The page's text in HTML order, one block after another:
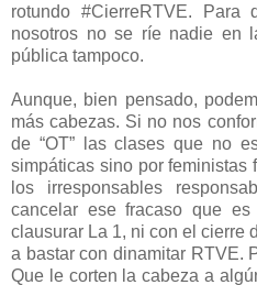
rotundo #CierreRTVE.
nosotros no se ríe nadie en
pública tampoco.
Aunque, bien pensado,
más cabezas. Si no nos
de “OT” las clases que no
simpáticas sino por feministas
los irresponsables
cancelar ese fracaso que es
clausurar La 1, ni con el cierre
a bastar con dinamitar RTVE.
Que le corten la cabeza a